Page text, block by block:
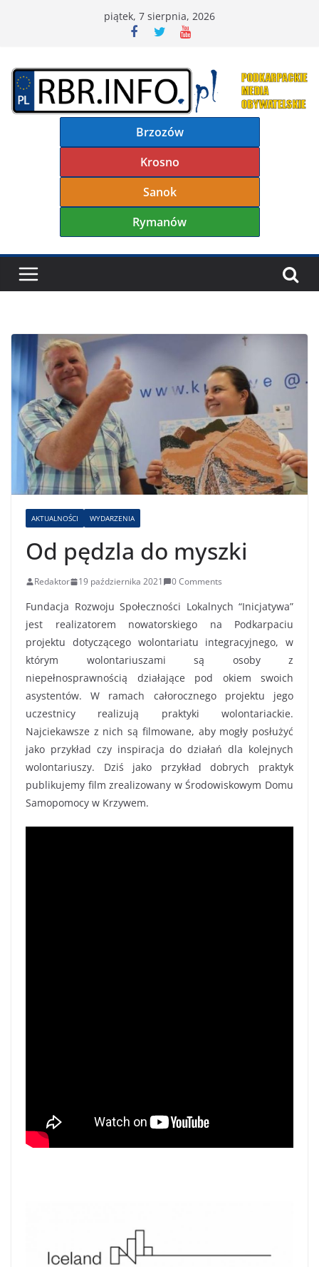
piątek, 7 sierpnia, 2026
Brzozów
Krosno
Sanok
Rymanów
AKTUALNOŚCI WYDARZENIA
Od pędzla do myszki
Redaktor 19 października 2021 0 Comments
Fundacja Rozwoju Społeczności Lokalnych “Inicjatywa”
jest realizatorem nowatorskiego na Podkarpaciu
projektu dotyczącego wolontariatu integracyjnego, w
którym wolontariuszami są osoby z
niepełnosprawnością działające pod okiem swoich
asystentów. W ramach całorocznego projektu jego
uczestnicy realizują praktyki wolontariackie.
Najciekawsze z nich są filmowane, aby mogły posłużyć
jako przykład czy inspiracja do działań dla kolejnych
wolontariuszy. Dziś jako przykład dobrych praktyk
publikujemy film zrealizowany w Środowiskowym Domu
Samopomocy w Krzywem.